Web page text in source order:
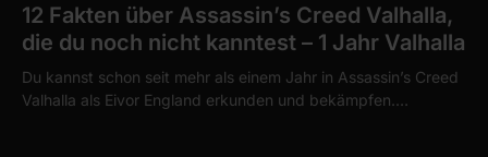
12 Fakten über Assassin’s Creed Valhalla,
die du noch nicht kanntest – 1 Jahr Valhalla
Du kannst schon seit mehr als einem Jahr in Assassin’s Creed
Valhalla als Eivor England erkunden und bekämpfen.…